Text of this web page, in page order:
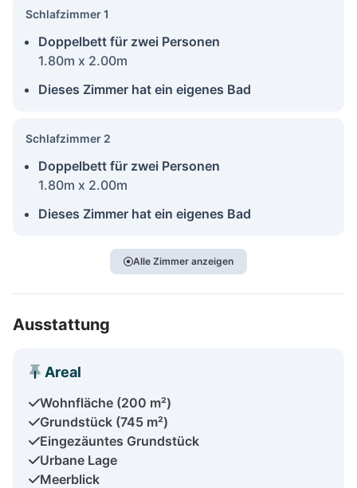
Schlafzimmer 1
Doppelbett für zwei Personen
1.80m x 2.00m
Dieses Zimmer hat ein eigenes Bad
Schlafzimmer 2
Doppelbett für zwei Personen
1.80m x 2.00m
Dieses Zimmer hat ein eigenes Bad
Alle Zimmer anzeigen
Ausstattung
Areal
Wohnfläche (200 m²)
Grundstück (745 m²)
Eingezäuntes Grundstück
Urbane Lage
Meerblick